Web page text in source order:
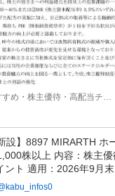
設】8897 MIRARTH ホ
株以上 内容：株主
ント 適用：2026年9月
kabu_infos0